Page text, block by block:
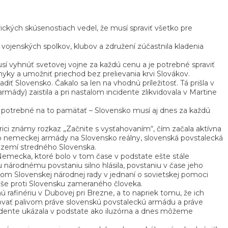
skúsenostiach vedel, že musí spraviť všetko pre
spolkov, klubov a združení zúčastnila kladenia
vyhnúť svetovej vojne za každú cenu a je potrebné spraviť
a umožniť priechod bez prelievania krvi Slovákov.
Slovensko. Čakalo sa len na vhodnú príležitosť. Tá prišla v
zaistila a pri nastalom incidente zlikvidovala v Martine
na to pamätať – Slovensko musí aj dnes za každú
známy rozkaz „Začnite s vysťahovaním“, čím začala aktívna
armády na Slovensko reálny, slovenská povstalecká
stredného Slovenska.
ktoré bolo v tom čase v podstate ešte stále
povstaniu silno hlásila, povstaniu v čase jeho
Slovenskej národnej rady v jednaní o sovietskej pomoci
proti Slovensku zameraného človeka.
rafinériu v Dubovej pri Brezne, a to napriek tomu, že ich
palivom práve slovenskú povstaleckú armádu a práve
ukázala v podstate ako iluzórna a dnes môžeme